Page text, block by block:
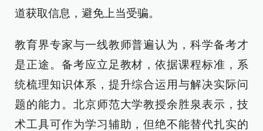
道获取信息，避免上当受骗。
教育界专家与一线教师普遍认为，科学备考才
是正途。备考应立足教材，依据课程标准，系
统梳理知识体系，提升综合运用与解决实际问
题的能力。北京师范大学教授余胜泉表示，技
术工具可作为学习辅助，但绝不能替代扎实的